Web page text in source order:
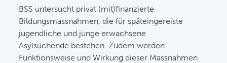
BSS untersucht privat (mit)finanzierte
Bildungsmassnahmen, die für späteingereiste
jugendliche und junge erwachsene
Asylsuchende bestehen. Zudem werden
Funktionsweise und Wirkung dieser Massnahmen